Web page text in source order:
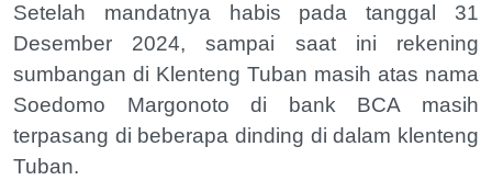
Setelah mandatnya habis pada tanggal 31
Desember 2024, sampai saat ini rekening
sumbangan di Klenteng Tuban masih atas nama
Soedomo Margonoto di bank BCA masih
terpasang di beberapa dinding di dalam klenteng
Tuban.